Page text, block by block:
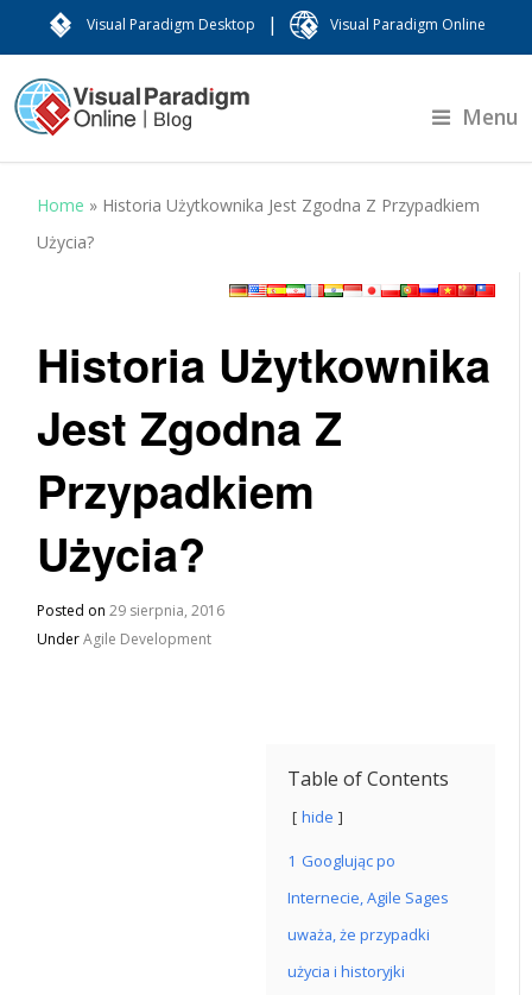
Visual Paradigm Desktop | Visual Paradigm Online
Menu
Home » Historia Użytkownika Jest Zgodna Z Przypadkiem
Użycia?
Historia Użytkownika
Jest Zgodna Z
Przypadkiem
Użycia?
Posted on29 sierpnia, 2016
UnderAgile Development
Table of Contents
hide
1 Googlując po
Internecie, Agile Sages
uważa, że ​​przypadki
użycia i historyjki